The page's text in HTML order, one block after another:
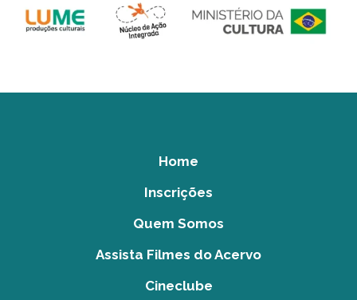
Home
Inscrições
Quem Somos
Assista Filmes do Acervo
Cineclube